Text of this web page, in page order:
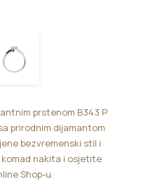
prstenom B343 P
prirodnim dijamantom
bezvremenski stil i
nakita i osjetite
Shop-u.